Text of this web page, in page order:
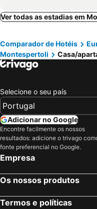
Ver todas as estadias em
Comparador de Hotéis
Montespertoli
Casa/
Selecione o seu país
Adicionar no Google
Encontre facilmente os nossos
resultados: adicione o trivago
fonte preferencial no Google.
Empresa
Os nossos produtos
Termos e políticas